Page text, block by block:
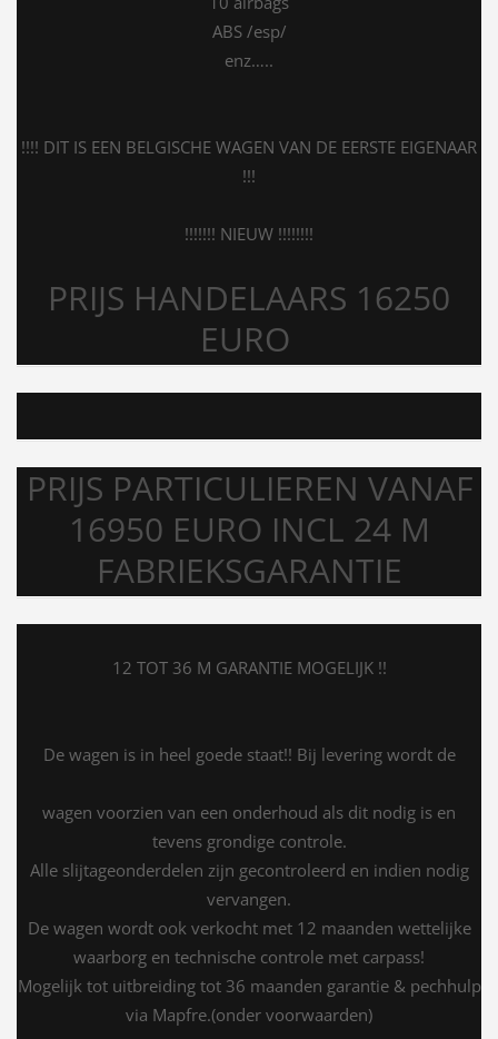
ABS /esp/
enz…..
!!!! DIT IS EEN BELGISCHE WAGEN VAN DE EERSTE EIGENAAR
!!!
!!!!!!! NIEUW !!!!!!!!
PRIJS HANDELAARS 16250
EURO
PRIJS PARTICULIEREN VANAF
16950 EURO INCL 24 M
FABRIEKSGARANTIE
12 TOT 36 M GARANTIE MOGELIJK !!
De wagen is in heel goede staat!! Bij levering wordt de
wagen voorzien van een onderhoud als dit nodig is en
tevens grondige controle.
Alle slijtageonderdelen zijn gecontroleerd en indien nodig
vervangen.
De wagen wordt ook verkocht met 12 maanden wettelijke
waarborg en technische controle met carpass!
Mogelijk tot uitbreiding tot 36 maanden garantie & pechhulp
via Mapfre.(onder voorwaarden)